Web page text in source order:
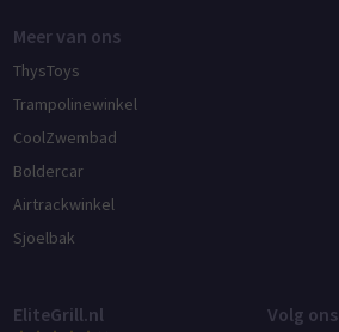
Meer van ons
ThysToys
Trampolinewinkel
CoolZwembad
Boldercar
Airtrackwinkel
Sjoelbak
EliteGrill.nl Volg ons